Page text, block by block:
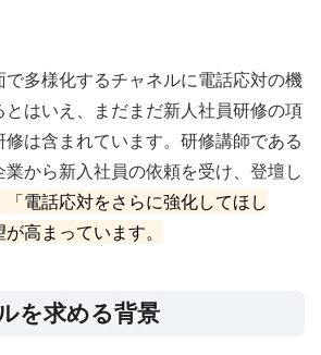
多様化するチャネルに電話応対の機
はいえ、まだまだ新人社員研修の項
は含まれています。研修講師である
から新入社員の依頼を受け、登壇し
「電話応対をさらに強化してほし
高まっています。
を求める背景